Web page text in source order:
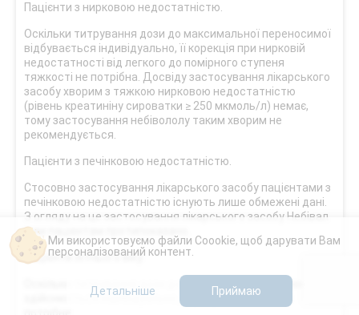
Пацієнти з нирковою недостатністю.
Оскільки титрування дози до максимальної переносимої
відбувається індивідуально, її корекція при нирковій
недостатності від легкого до помірного ступеня
тяжкості не потрібна. Досвіду застосування лікарського
засобу хворим з тяжкою нирковою недостатністю
(рівень креатиніну сироватки ≥ 250 мкмоль/л) немає,
тому застосування небівололу таким хворим не
рекомендується.
Пацієнти з печінковою недостатністю.
Стосовно застосування лікарського засобу пацієнтами з
печінковою недостатністю існують лише обмежені дані.
З огляду на це застосування лікарського засобу Небівал
цим пацієнтам протипоказано.
Пацієнти літнього віку.
Оскільки титрування дози до максимальної переносимої
здійснюється індивідуально, корегування дози не
Ми використовуємо файли Coookie, щоб дарувати Вам
персоналізований контент.
Детальніше Приймаю